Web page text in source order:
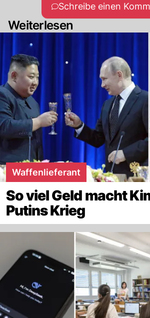
Schreibe einen
Weiterlesen
Waffenlieferant
So viel Geld macht
Putins Krieg